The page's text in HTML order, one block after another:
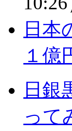
日本
１億
日銀
って